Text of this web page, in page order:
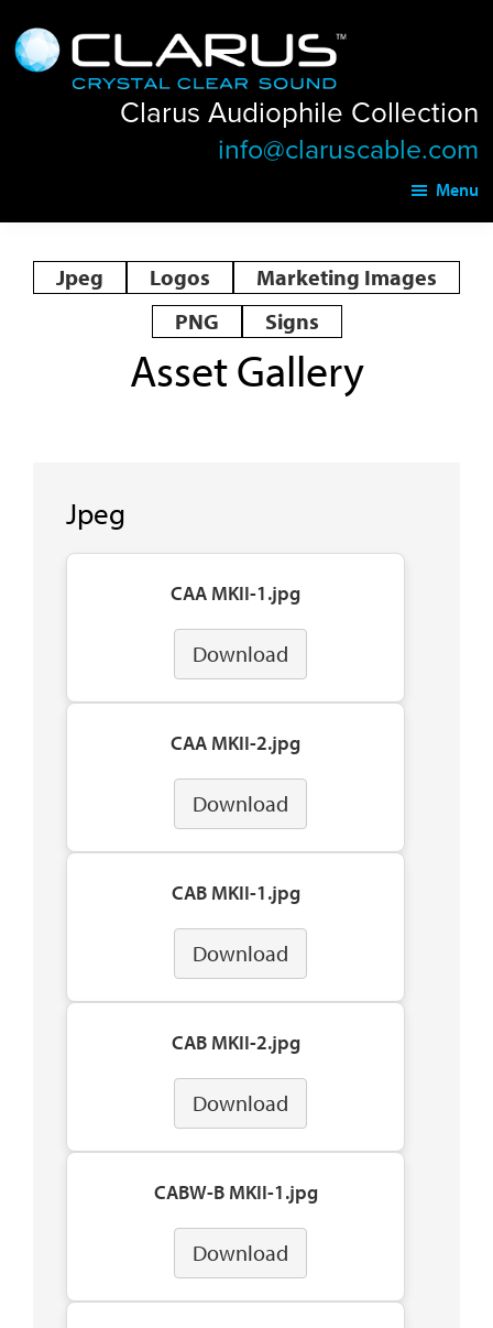
to
main
to
footer
Clarus
Audiophile
Collection
Clarus Audiophile Collection
info@claruscable.com
Menu
Jpeg Logos
Marketing Images
PNG
Signs
Asset Gallery
Jpeg
CAA MKII-1.jpg
Download
CAA MKII-2.jpg
Download
CAB MKII-1.jpg
Download
CAB MKII-2.jpg
Download
CABW-B MKII-1.jpg
Download